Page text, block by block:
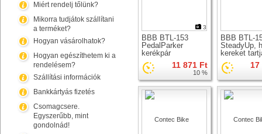
Miért rendelj tőlünk?
Mikorra tudjátok szállítani
a terméket?
Hogyan vásárolhatok?
Hogyan egészíthetem ki a
rendelésem?
Szállítási információk
Bankkártyás fizetés
Csomagcsere.
Egyszerűbb, mint
gondolnád!
3
BBB BTL-153
PedalParker
kerékpár
faliakasztó11 871 Ft
10 %
BBB BTL-
SteadyUp,
kereket
70mm)
állvány
17